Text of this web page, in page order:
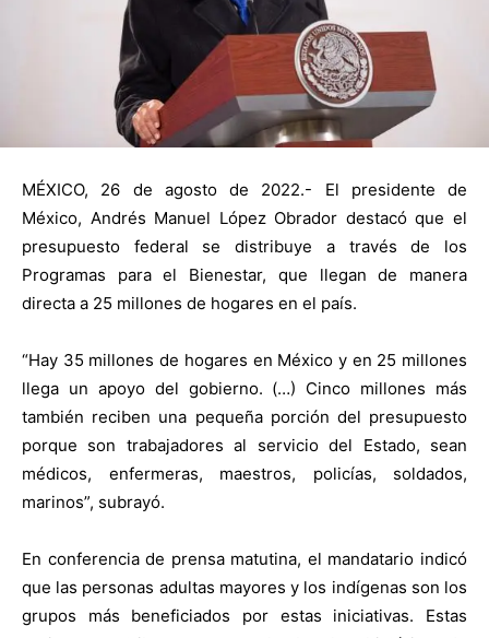
MÉXICO, 26 de agosto de 2022.- El presidente de
México, Andrés Manuel López Obrador destacó que el
presupuesto federal se distribuye a través de los
Programas para el Bienestar, que llegan de manera
directa a 25 millones de hogares en el país.
“Hay 35 millones de hogares en México y en 25 millones
llega un apoyo del gobierno. (…) Cinco millones más
también reciben una pequeña porción del presupuesto
porque son trabajadores al servicio del Estado, sean
médicos, enfermeras, maestros, policías, soldados,
marinos”, subrayó.
En conferencia de prensa matutina, el mandatario indicó
que las personas adultas mayores y los indígenas son los
grupos más beneficiados por estas iniciativas. Estas